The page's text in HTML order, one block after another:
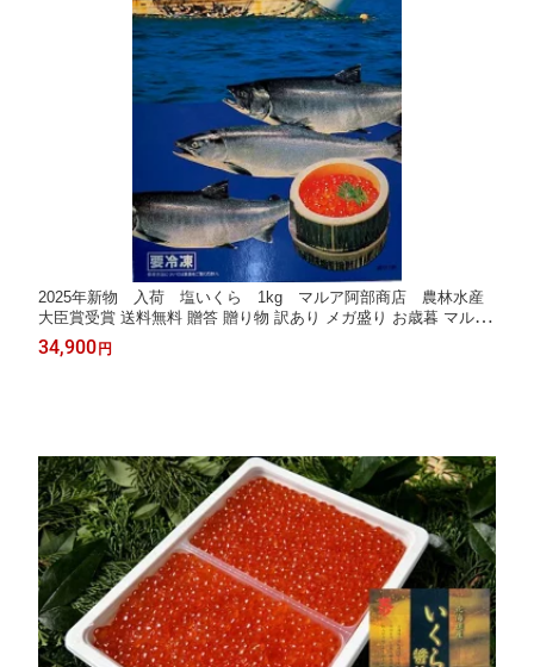
2025年新物 入荷 塩いくら 1kg マルア阿部商店 農林水産
大臣賞受賞 送料無料 贈答 贈り物 訳あり メガ盛り お歳暮 マルア
阿部商店
34,900 円